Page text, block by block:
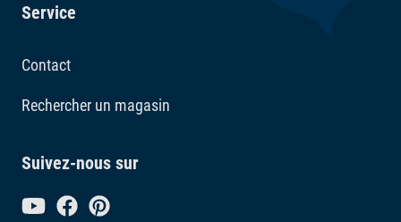
Service
Contact
Rechercher un magasin
Suivez-nous sur